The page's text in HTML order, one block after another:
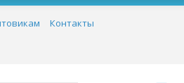
Контакты